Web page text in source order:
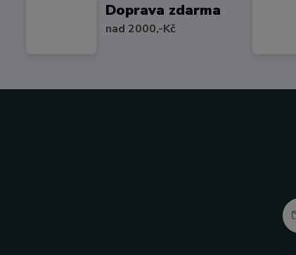
Doprava zdarma
nad 2000,-Kč